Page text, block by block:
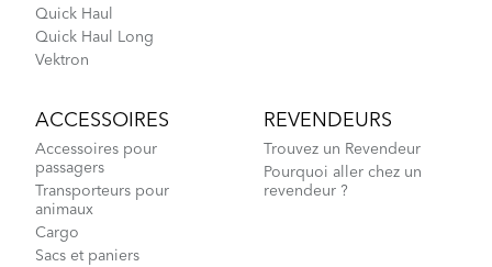
Quick Haul
Quick Haul Long
Vektron
ACCESSOIRES
Accessoires pour
passagers
Transporteurs pour
animaux
Cargo
Sacs et paniers
REVENDEURS
Trouvez un Revendeur
Pourquoi aller chez un
revendeur ?